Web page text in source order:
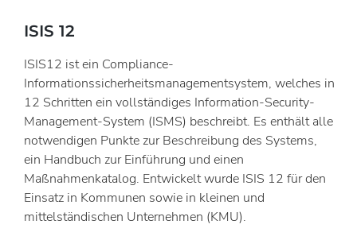
ISIS 12
ISIS12 ist ein Compliance-
Informationssicherheitsmanagementsystem, welches in
12 Schritten ein vollständiges Information-Security-
Management-System (ISMS) beschreibt. Es enthält alle
notwendigen Punkte zur Beschreibung des Systems,
ein Handbuch zur Einführung und einen
Maßnahmenkatalog. Entwickelt wurde ISIS 12 für den
Einsatz in Kommunen sowie in kleinen und
mittelständischen Unternehmen (KMU).